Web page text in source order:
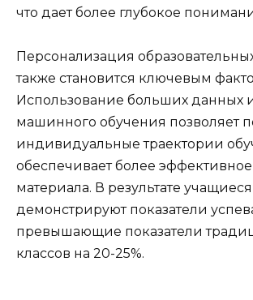
что дает более глубокое
Персонализация
также становится ключевым
Использование больших данных
машинного обучения позволяет
индивидуальные траектории
обеспечивает более
материала. В результате
демонстрируют показатели
превышающие показатели
классов на 20-25%.